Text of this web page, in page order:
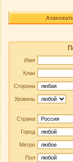
Имя
Клан
Сторона
Уровень
Страна
Город
Метро
Пол